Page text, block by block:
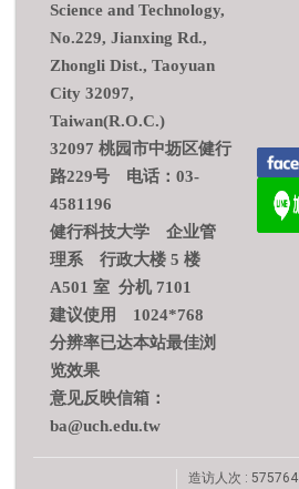
Science and Technology,
No.229, Jianxing Rd.,
Zhongli Dist., Taoyuan
City 32097,
Taiwan(R.O.C.)
32097 桃园市中坜区健行
路229号 电话：03-
4581196
健行科技大学 企业管
理系 行政大楼 5 楼
A501 室 分机 7101
建议使用 1024*768
分辨率已达本站最佳浏
览效果
意见反映信箱：
ba@uch.edu.tw
造访人次 : 575764